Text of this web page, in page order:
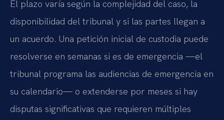
El plazo varía según la complejidad del caso, la
disponibilidad del tribunal y si las partes llegan a
un acuerdo. Una petición inicial de custodia puede
resolverse en semanas si es de emergencia —el
tribunal programa las audiencias de emergencia en
su calendario— o extenderse por meses si hay
disputas significativas que requieren múltiples